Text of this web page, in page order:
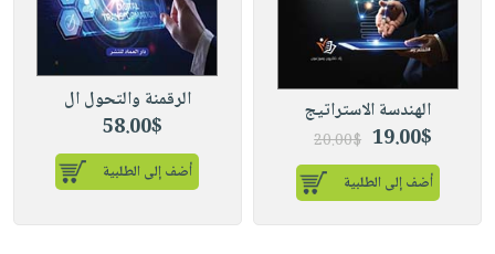
الهندسة الاستراتيج
19.00$
20.00$
أضف إلى الطلبية
الرقمنة والتحول ال
58.00$
أضف إلى الطلبية